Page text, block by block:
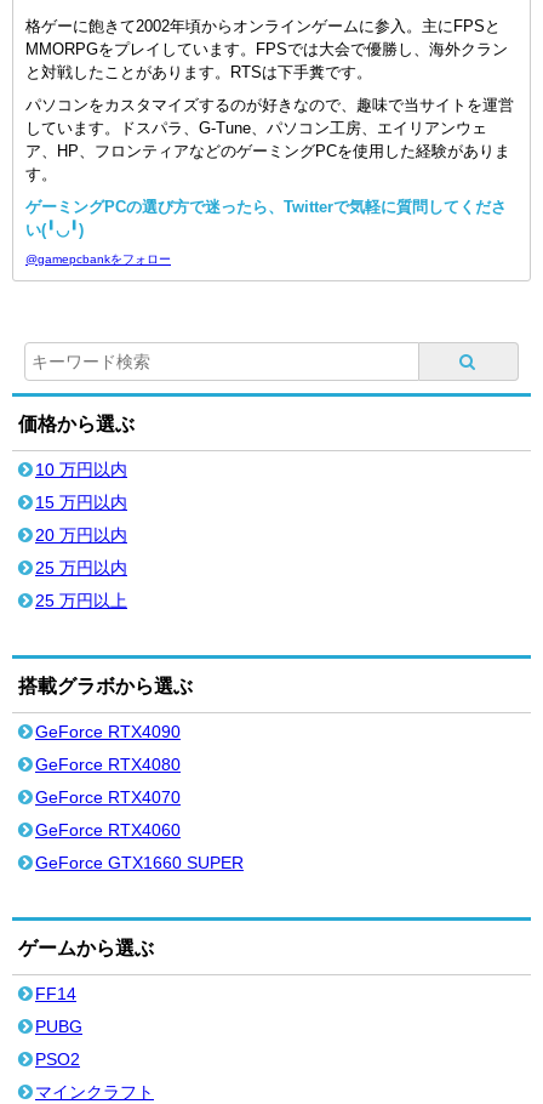
格ゲーに飽きて2002年頃からオンラインゲームに参入。主にFPSと
MMORPGをプレイしています。FPSでは大会で優勝し、海外クラン
と対戦したことがあります。RTSは下手糞です。
パソコンをカスタマイズするのが好きなので、趣味で当サイトを運営
しています。ドスパラ、G-Tune、パソコン工房、エイリアンウェ
ア、HP、フロンティアなどのゲーミングPCを使用した経験がありま
す。
ゲーミングPCの選び方で迷ったら、Twitterで気軽に質問してくださ
い(╹◡╹)
@gamepcbankをフォロー
価格から選ぶ
10 万円以内
15 万円以内
20 万円以内
25 万円以内
25 万円以上
搭載グラボから選ぶ
GeForce RTX4090
GeForce RTX4080
GeForce RTX4070
GeForce RTX4060
GeForce GTX1660 SUPER
ゲームから選ぶ
FF14
PUBG
PSO2
マインクラフト